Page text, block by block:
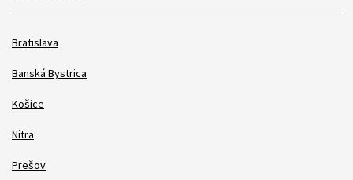
Bratislava
Banská Bystrica
Košice
Nitra
Prešov